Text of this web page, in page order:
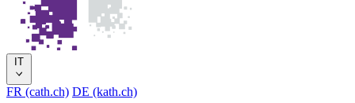
IT
FR (cath.ch) DE (kath.ch)